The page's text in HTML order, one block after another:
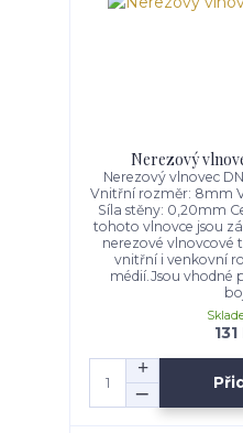
Nerezový
Nerezový vlnovec DN-8 Cena za 1m
Vnitřní rozměr: 8mm
Síla stěny: 0,20mm
tohoto vlnovce jsou
nerezové vlnovcové
vnitřní i venkovní
médií.Jsou